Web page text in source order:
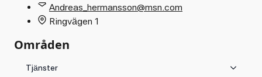
Andreas_hermansson@msn.com
Ringvägen 1
Områden
Tjänster